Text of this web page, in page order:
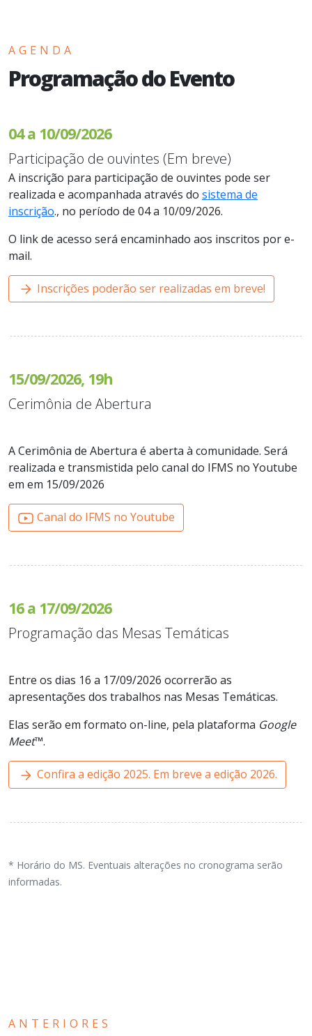
AGENDA
Programação do Evento
04 a 10/09/2026
Participação de ouvintes (Em breve)
A inscrição para participação de ouvintes pode ser
realizada e acompanhada através do sistema de
inscrição., no período de 04 a 10/09/2026.
O link de acesso será encaminhado aos inscritos por e-
mail.
Inscrições poderão ser realizadas em breve!
15/09/2026, 19h
Cerimônia de Abertura
A Cerimônia de Abertura é aberta à comunidade. Será
realizada e transmistida pelo canal do IFMS no Youtube
em em 15/09/2026
Canal do IFMS no Youtube
16 a 17/09/2026
Programação das Mesas Temáticas
Entre os dias 16 a 17/09/2026 ocorrerão as
apresentações dos trabalhos nas Mesas Temáticas.
Elas serão em formato on-line, pela plataforma Google
Meet™.
Confira a edição 2025. Em breve a edição 2026.
* Horário do MS. Eventuais alterações no cronograma serão
informadas.
ANTERIORES